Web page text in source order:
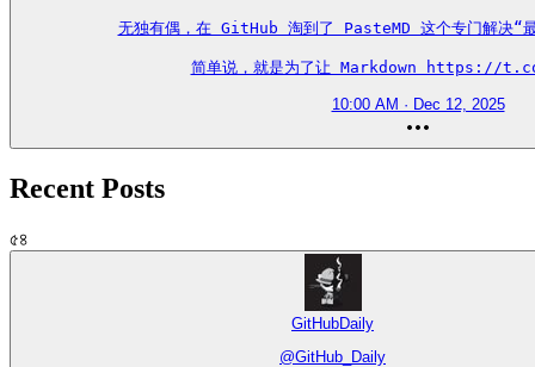
无独有偶，在 GitHub 淘到了 PasteMD 这个专门解决“
简单说，就是为了让 Markdown https://
10:00 AM · Dec 12, 2025
Recent Posts
৫৪
GitHubDaily
@GitHub_Daily